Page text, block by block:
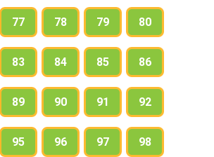
77 78 79 80
83 84 85 86
89 90 91 92
95 96 97 98